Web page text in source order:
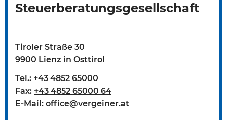
Steuerberatungsgesellschaft
Tiroler Straße 30
9900 Lienz in Osttirol
Tel.: +43 4852 65000
Fax: +43 4852 65000 64
E-Mail: office@vergeiner.at